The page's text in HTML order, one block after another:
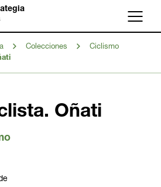
Menú
Colecciones
Ciclismo
Oñati